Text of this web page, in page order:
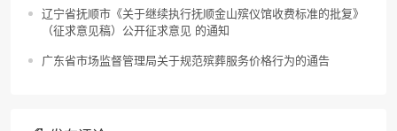
辽宁省抚顺市《关于继续执行抚顺金山殡仪馆收费标准的批复》
（征求意见稿）公开征求意见 的通知
广东省市场监督管理局关于规范殡葬服务价格行为的通告